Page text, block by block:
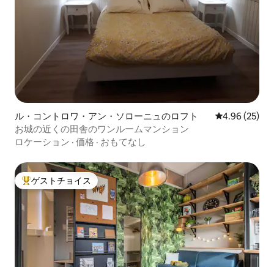
ル・コントロワ・アン・ソローニュのロフト レビュー25
4.96 (25)
お城の近くの田舎のワンルームマンション
ロケーション · 価格 · おもてなし
大好評のゲストチョイスです。
ゲストチョイス